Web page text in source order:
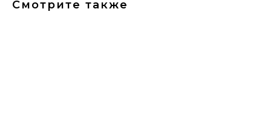
Смотрите также